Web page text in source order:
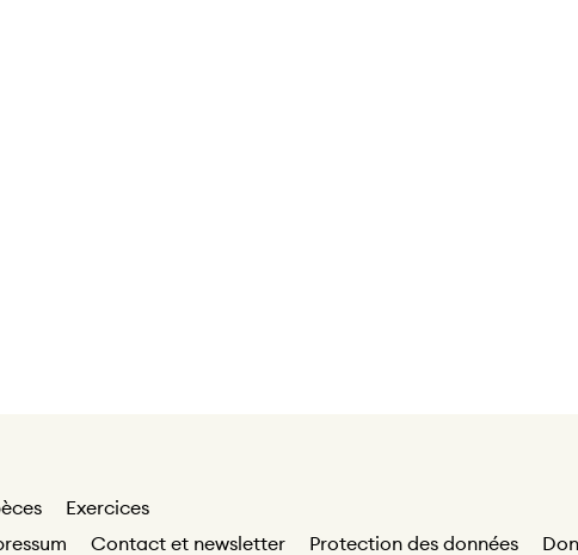
Exercices
Contact et newsletter Protection des données